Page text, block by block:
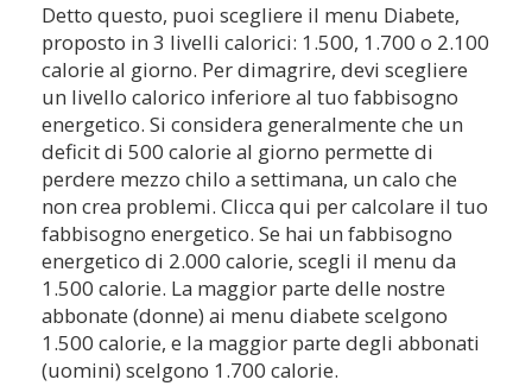
Detto questo, puoi scegliere il menu Diabete,
proposto in 3 livelli calorici: 1.500, 1.700 o 2.100
calorie al giorno. Per dimagrire, devi scegliere
un livello calorico inferiore al tuo fabbisogno
energetico. Si considera generalmente che un
deficit di 500 calorie al giorno permette di
perdere mezzo chilo a settimana, un calo che
non crea problemi. Clicca qui per calcolare il tuo
fabbisogno energetico. Se hai un fabbisogno
energetico di 2.000 calorie, scegli il menu da
1.500 calorie. La maggior parte delle nostre
abbonate (donne) ai menu diabete scelgono
1.500 calorie, e la maggior parte degli abbonati
(uomini) scelgono 1.700 calorie.